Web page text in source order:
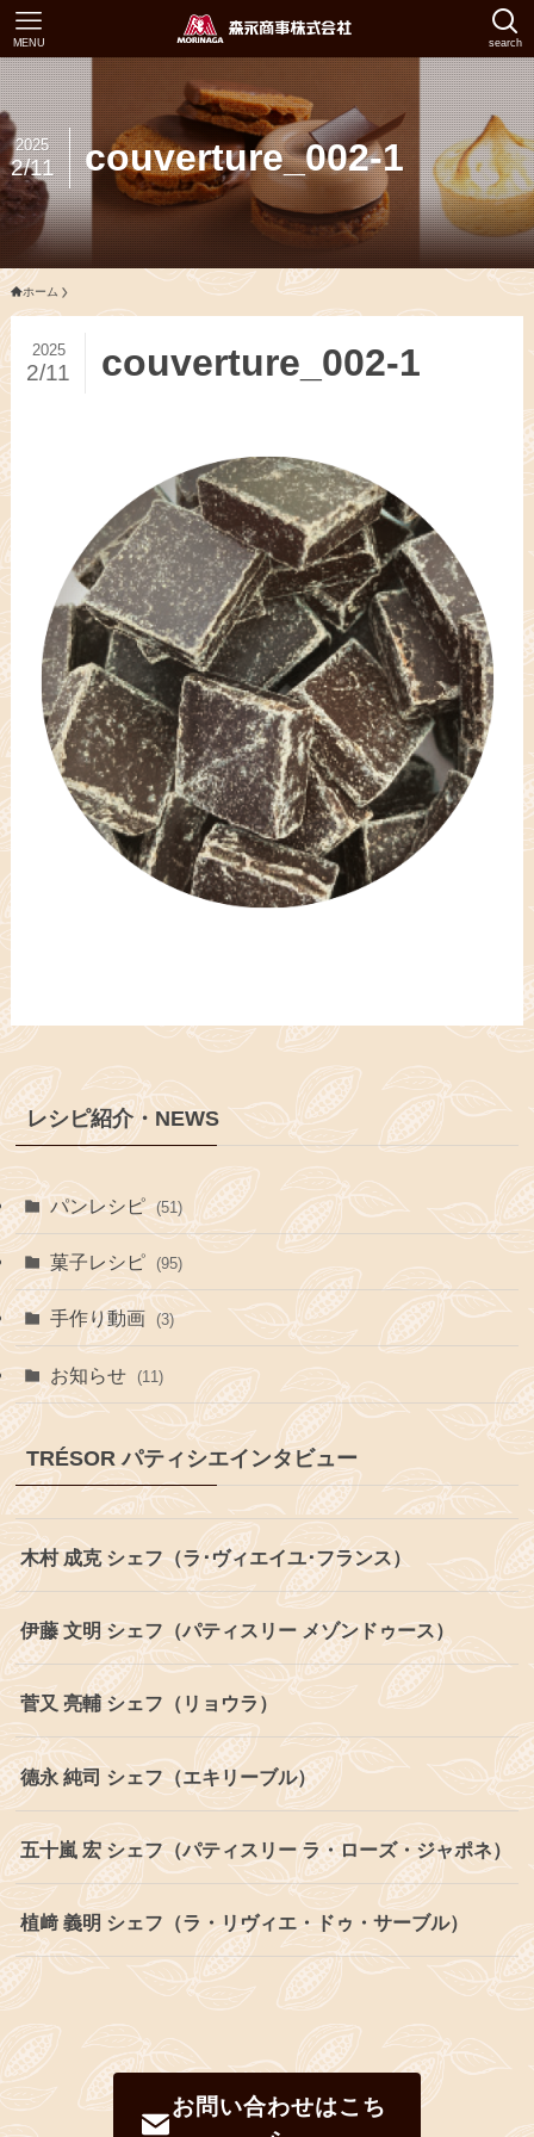
search
MENU
couverture_002-1
2025
2/11
ホーム
couverture_002-1
2025
2/11
レシピ紹介・NEWS
パンレシピ (51)
菓子レシピ (95)
手作り動画 (3)
お知らせ (11)
TRÉSOR パティシエインタビュー
木村 成克 シェフ（ラ･ヴィエイユ･フランス）
伊藤 文明 シェフ（パティスリー メゾンドゥース）
菅又 亮輔 シェフ（リョウラ）
德永 純司 シェフ（エキリーブル）
五十嵐 宏 シェフ（パティスリー ラ・ローズ・ジャポネ）
植﨑 義明 シェフ（ラ・リヴィエ・ドゥ・サーブル）
お問い合わせはこち